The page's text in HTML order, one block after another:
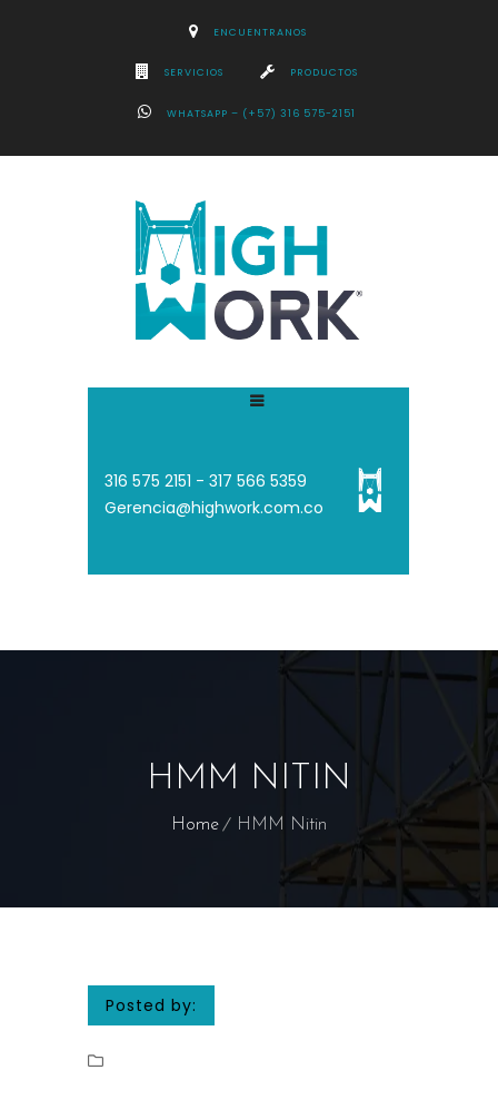
ENCUENTRANOS
SERVICIOS PRODUCTOS
WHATSAPP – (+57) 316 575-2151
316 575 2151 - 317 566 5359
Gerencia@highwork.com.co
HMM NITIN
Home HMM Nitin
Posted by: